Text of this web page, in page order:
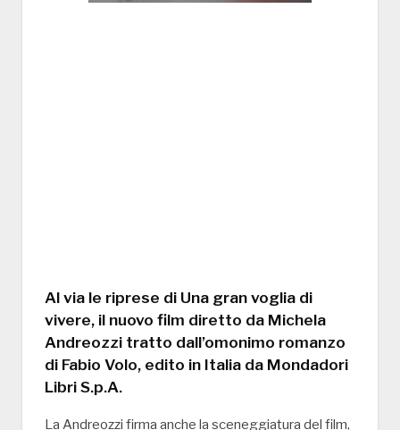
Al via le riprese di Una gran voglia di
vivere, il nuovo film diretto da Michela
Andreozzi tratto dall’omonimo romanzo
di Fabio Volo, edito in Italia da Mondadori
Libri S.p.A.
La Andreozzi firma anche la sceneggiatura del film,